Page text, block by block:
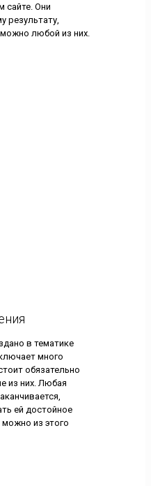
сайте. Они
результату,
любой из них.
в тематике
много
обязательно
из них. Любая
ей достойное
из этого